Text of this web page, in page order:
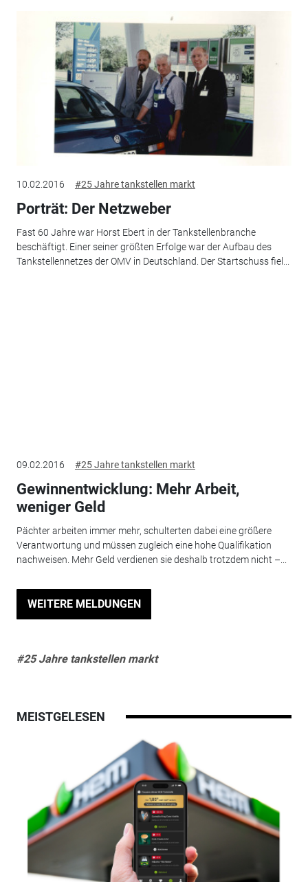
10.02.2016 #25 Jahre tankstellen markt
Porträt: Der Netzweber
Fast 60 Jahre war Horst Ebert in der Tankstellenbranche
beschäftigt. Einer seiner größten Erfolge war der ­Aufbau des
Tankstellennetzes der OMV in Deutschland. Der Startschuss fiel...
09.02.2016 #25 Jahre tankstellen markt
Gewinnentwicklung: Mehr Arbeit,
weniger Geld
Pächter arbeiten immer mehr, schulterten dabei eine größere
Verantwortung und müssen zugleich eine hohe Qualifikation
nachweisen. Mehr Geld verdienen sie deshalb trotzdem nicht –...
WEITERE MELDUNGEN
#25 Jahre tankstellen markt
MEISTGELESEN